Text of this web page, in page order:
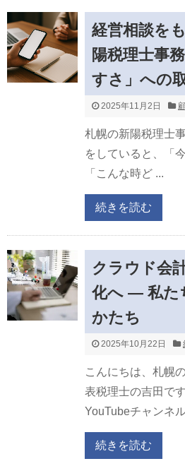
経営相談を
陽税理士事
すさ」への
2025年11月2日
札幌の新陽税理士
をしていると、「
「こんな時ど ...
続きを読む
クラウド会
化へ ― 私た
かたち
2025年10月22日
こんにちは、札幌
表税理士の吉田で
YouTubeチャンネ
続きを読む